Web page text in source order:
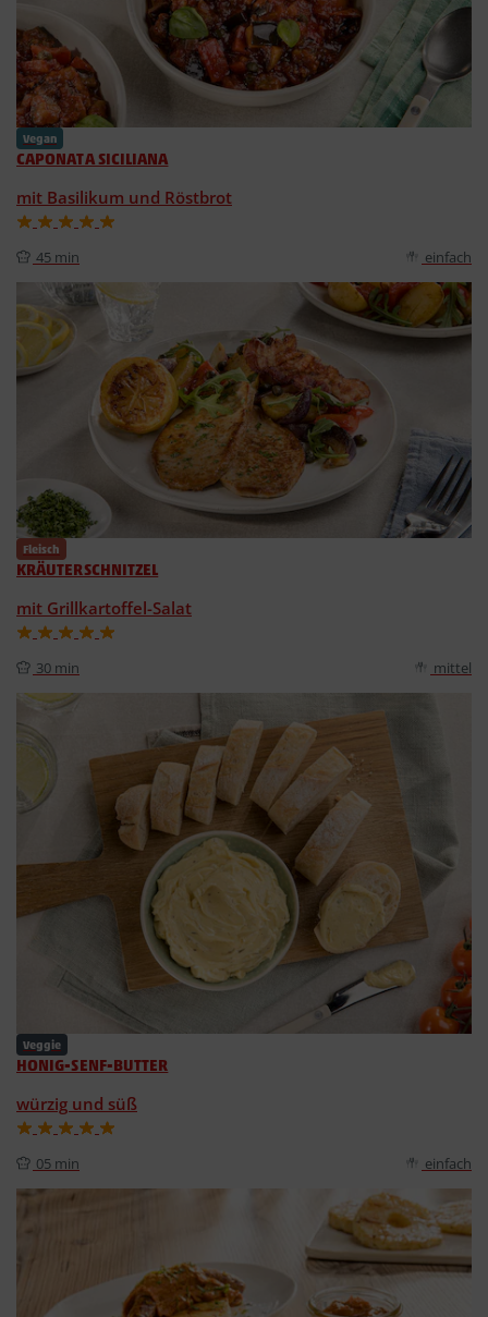
Vegan
CAPONATA SICILIANA
mit Basilikum und Röstbrot
45 min einfach
Fleisch
KRÄUTERSCHNITZEL
mit Grillkartoffel-Salat
30 min mittel
Veggie
HONIG-SENF-BUTTER
würzig und süß
05 min einfach